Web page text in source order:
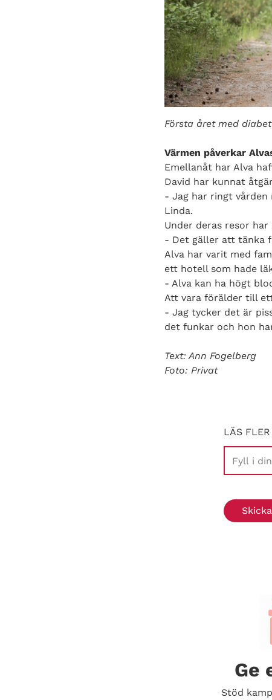
Första året med
Värmen påverkar
Emellanåt har Alva
David har kunnat
- Jag har ringt vården
Linda.
Under deras resor
- Det gäller att tänka
Alva har varit med
ett hotell som hade
- Alva kan ha högt
Att vara förälder till
- Jag tycker det är
det funkar och hon
Text: Ann Fogelberg
Foto: Privat
LÄS
Ge
Stöd